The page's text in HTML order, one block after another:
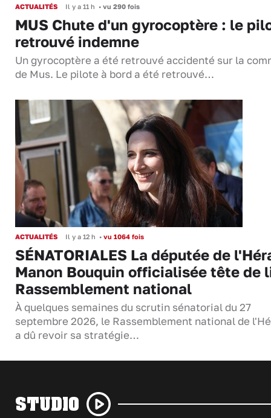
ACTUALITÉS Il y a 11 h • vu 290 fois
MUS Chute d'un gyrocoptère : le
retrouvé indemne
Un gyrocoptère a été retrouvé accidenté sur la
de Mus. Le pilote à bord a été retrouvé…
ACTUALITÉS Il y a 12 h • vu 1064 fois
SÉNATORIALES La députée de
Manon Bouquin officialisée tête de
Rassemblement national
À quelques semaines du scrutin sénatorial du 27
septembre 2026, le Rassemblement national de
a dû revoir sa stratégie…
STUDIO